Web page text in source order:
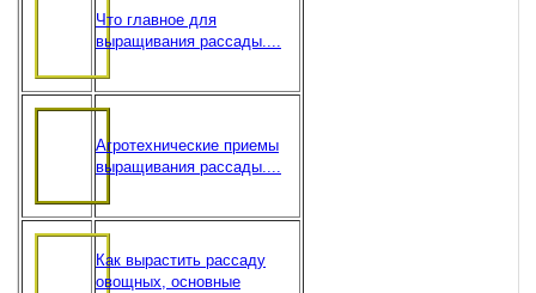
Что главное для
выращивания рассады....
Агротехнические приемы
выращивания рассады....
Как вырастить рассаду
овощных, основные